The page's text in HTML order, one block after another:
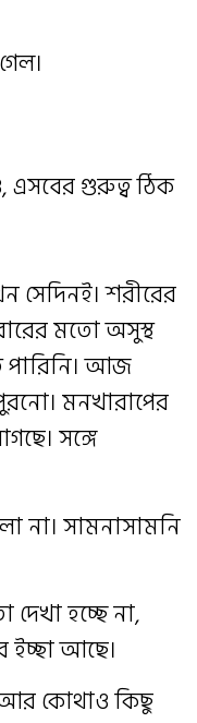
এসবের গুরুত্ব ঠিক
সেদিনই। শরীরের
মতো অসুস্থ
পারিনি। আজ
মনখারাপের
সঙ্গে
না। সামনাসামনি
হচ্ছে না,
ইচ্ছা আছে।
আর কোথাও কিছু